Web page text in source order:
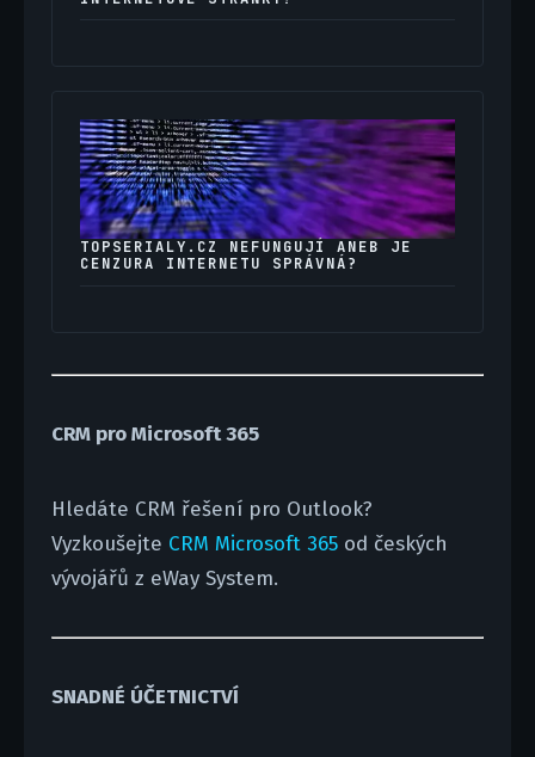
TOPSERIALY.CZ NEFUNGUJÍ ANEB JE
CENZURA INTERNETU SPRÁVNÁ?
CRM pro Microsoft 365
Hledáte CRM řešení pro Outlook?
Vyzkoušejte CRM Microsoft 365od českých
vývojářů z eWay System.
SNADNÉ ÚČETNICTVÍ